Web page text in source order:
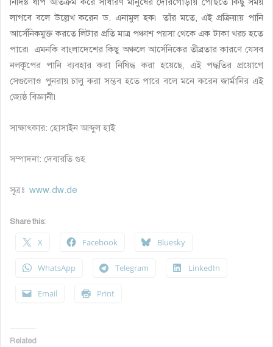
লাগবে বলে উল্লেখ করেন ড. এনামুল হক৷ তাঁর মতে, এই প্রক্রিয়ায় পানি
আর্সেনিকমুক্ত করতে লিটার প্রতি মাত্র পঞ্চাশ পয়সা থেকে এক টাকা খরচ হতে
পারে৷ এমনকি বাংলাদেশের কিছু অঞ্চলে আর্সেনিকের তীব্রতার কারণে যেসব
নলকূপের পানি ব্যবহার করা নিষিদ্ধ করা হয়েছে, এই পদ্ধতির প্রয়োগে
সেগুলোও পুনরায় চালু করা সম্ভব হতে পারে বলে মনে করেন জার্মানির এই
জ্যেষ্ঠ বিজ্ঞানী৷
সাক্ষাৎকার: হোসাইন আব্দুল হাই
সম্পাদনা: দেবারতি গুহ
সূত্রঃ www.dw.de
Share this:
X Facebook Bluesky
WhatsApp Telegram LinkedIn
Email Print
Related